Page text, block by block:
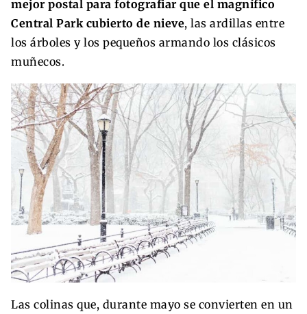
mejor postal para fotografiar que el magnífico
Central Park cubierto de nieve, las ardillas entre
los árboles y los pequeños armando los clásicos
muñecos.
Las colinas que, durante mayo se convierten en un